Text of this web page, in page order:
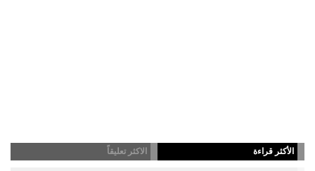
الأكثر قراءة الاكثر تعليقاً